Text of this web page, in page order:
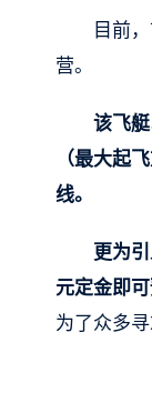
目前
营。
该飞
（最大起
线。
更为
元定金即可
为了众多